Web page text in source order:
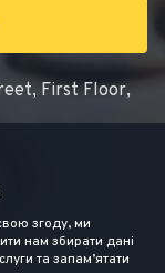
First Floor,
згоду, ми
нам збирати дані
та запам’ятати